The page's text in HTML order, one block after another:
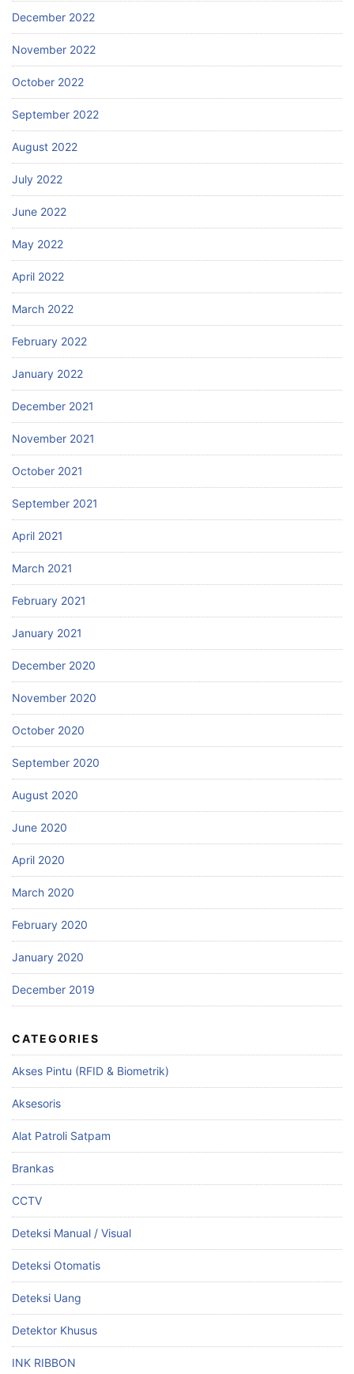
December 2022
November 2022
October 2022
September 2022
August 2022
July 2022
June 2022
May 2022
April 2022
March 2022
February 2022
January 2022
December 2021
November 2021
October 2021
September 2021
April 2021
March 2021
February 2021
January 2021
December 2020
November 2020
October 2020
September 2020
August 2020
June 2020
April 2020
March 2020
February 2020
January 2020
December 2019
CATEGORIES
Akses Pintu (RFID & Biometrik)
Aksesoris
Alat Patroli Satpam
Brankas
CCTV
Deteksi Manual / Visual
Deteksi Otomatis
Deteksi Uang
Detektor Khusus
INK RIBBON